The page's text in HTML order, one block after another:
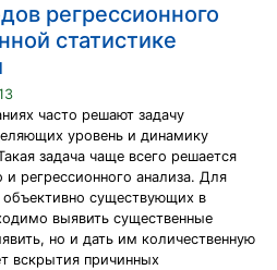
регрессионного
статистике
часто решают задачу
уровень и динамику
задача чаще всего решается
регрессионного анализа. Для
существующих в
выявить существенные
но и дать им количественную
вскрытия причинных